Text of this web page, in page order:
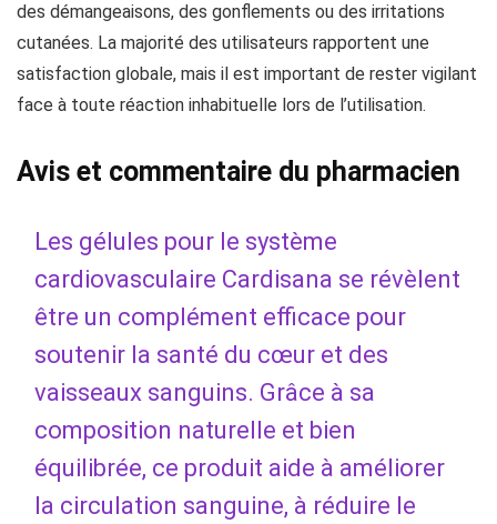
des démangeaisons, des gonflements ou des irritations
cutanées. La majorité des utilisateurs rapportent une
satisfaction globale, mais il est important de rester vigilant
face à toute réaction inhabituelle lors de l’utilisation.
Avis et commentaire du pharmacien
Les gélules pour le système
cardiovasculaire Cardisana se révèlent
être un complément efficace pour
soutenir la santé du cœur et des
vaisseaux sanguins. Grâce à sa
composition naturelle et bien
équilibrée, ce produit aide à améliorer
la circulation sanguine, à réduire le